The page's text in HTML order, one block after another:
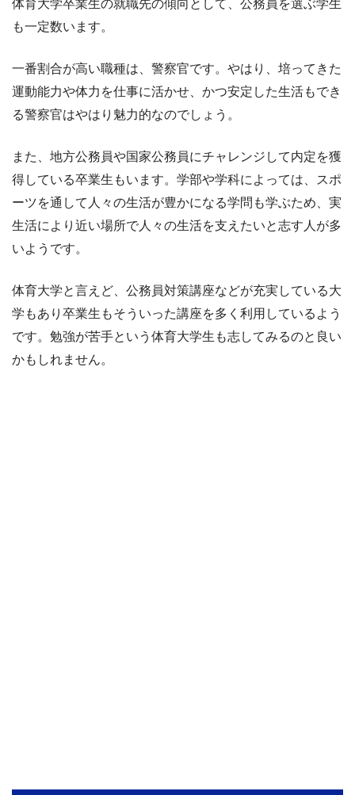
体育大学卒業生の就職先の傾向として、公務員を選ぶ学生
も一定数います。
一番割合が高い職種は、警察官です。やはり、培ってきた
運動能力や体力を仕事に活かせ、かつ安定した生活もでき
る警察官はやはり魅力的なのでしょう。
また、地方公務員や国家公務員にチャレンジして内定を獲
得している卒業生もいます。学部や学科によっては、スポ
ーツを通して人々の生活が豊かになる学問も学ぶため、実
生活により近い場所で人々の生活を支えたいと志す人が多
いようです。
体育大学と言えど、公務員対策講座などが充実している大
学もあり卒業生もそういった講座を多く利用しているよう
です。勉強が苦手という体育大学生も志してみるのと良い
かもしれません。